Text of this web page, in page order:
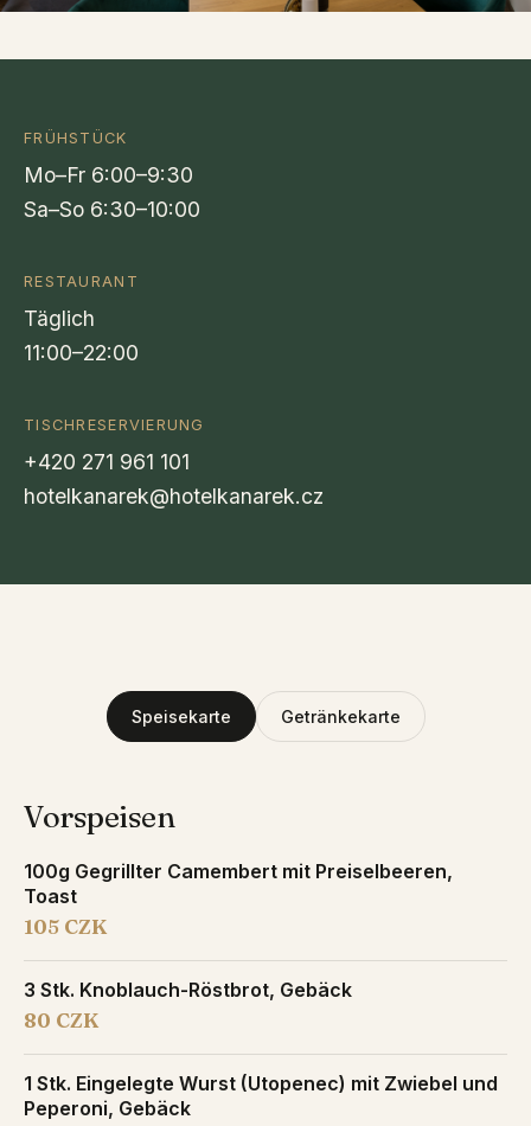
FRÜHSTÜCK
Mo–Fr 6:00–9:30
Sa–So 6:30–10:00
RESTAURANT
Täglich
11:00–22:00
TISCHRESERVIERUNG
+420 271 961 101
hotelkanarek@hotelkanarek.cz
Speisekarte Getränkekarte
Vorspeisen
100g Gegrillter Camembert mit Preiselbeeren,
Toast
105 CZK
3 Stk. Knoblauch-Röstbrot, Gebäck
80 CZK
1 Stk. Eingelegte Wurst (Utopenec) mit Zwiebel und
Peperoni, Gebäck